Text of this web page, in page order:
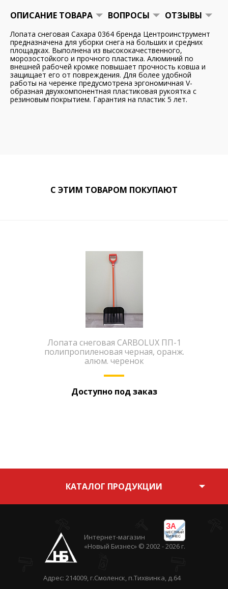
ОПИСАНИЕ ТОВАРА ВОПРОСЫ ОТЗЫВЫ
Лопата снеговая Сахара 0364 бренда Центроинструмент
предназначена для уборки снега на больших и средних
площадках. Выполнена из высококачественного,
морозостойкого и прочного пластика. Алюминий по
внешней рабочей кромке повышает прочность ковша и
защищает его от повреждения. Для более удобной
работы на черенке предусмотрена эргономичная V-
образная двухкомпонентная пластиковая рукоятка с
резиновым покрытием. Гарантия на пластик 5 лет.
С ЭТИМ ТОВАРОМ ПОКУПАЮТ
Лопата снеговая CARBOLUX ПП-1
полипропиленовая черная, оранж.
алюм. черенок
Доступно под заказ
КАТАЛОГ ПРОДУКЦИИ
ЗА
ЧЕСТНЫЙ
БИЗНЕС
Интернет-магазин
«Новый Бизнес» © 2002 - 2026 г.
Адрес: 214009, г.Смоленск, п.Тихвинка, д.64